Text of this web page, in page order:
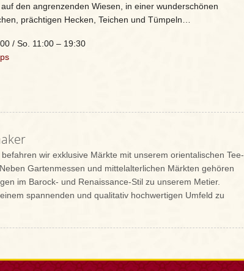
den angrenzenden Wiesen, in einer wunderschönen
prächtigen Hecken, Teichen und Tümpeln…
/ So. 11:00 – 19:30
wir exklusive Märkte mit unserem orientalischen Tee-
Gartenmessen und mittelalterlichen Märkten gehören
im Barock- und Renaissance-Stil zu unserem Metier.
spannenden und qualitativ hochwertigen Umfeld zu